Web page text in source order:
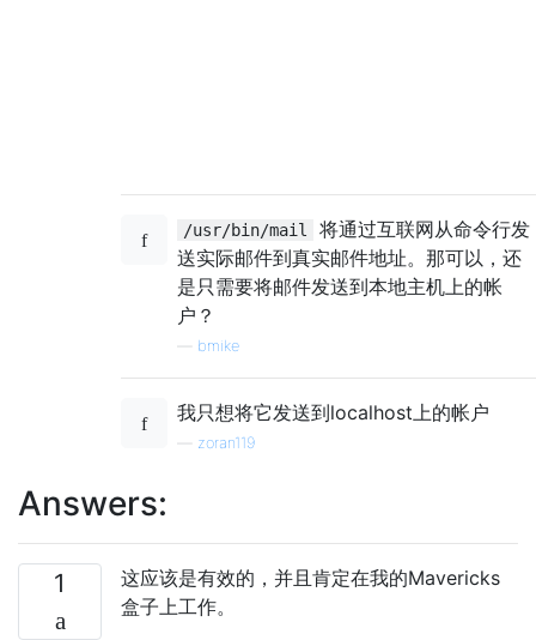
/usr/bin/mail
将通过互联网从命令行发
送实际邮件到真实邮件地址。那可以，还
是只需要将邮件发送到本地主机上的帐
户？
bmike
我只想将它发送到localhost上的帐户
zoran119
Answers:
1
这应该是有效的，并且肯定在我的Mavericks
盒子上工作。